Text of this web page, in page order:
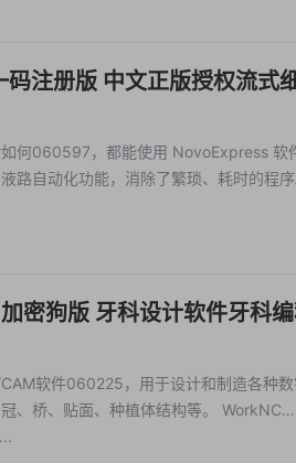
注册版 中文正版授权流式
何060597，都能使用 NovoExpress 软
路自动化功能，消除了繁琐、耗时的程序
密狗版 牙科设计软件牙科
软件060225，用于设计和制造各种
、贴面、种植体结构等。 WorkNC